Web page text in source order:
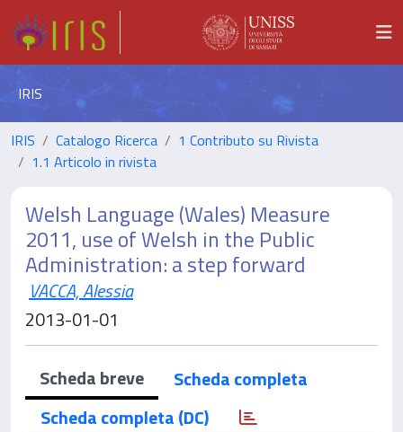
IRIS
IRIS Catalogo Ricerca
1 Contributo su Rivista
1.1 Articolo in rivista
Welsh Language (Wales) Measure
2011, use of Welsh in the Public
Administration: a step forward
VACCA, Alessia
2013-01-01
Scheda breve
Scheda completa
Scheda completa (DC)